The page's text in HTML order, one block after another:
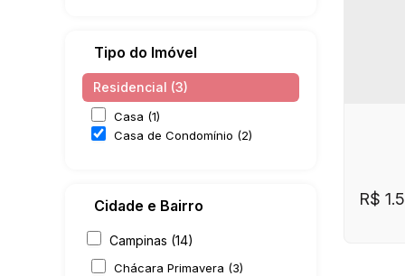
Tipo do Imóvel
Residencial (3)
Casa (1)
Casa de Condomínio (2)
Cidade e Bairro
Campinas (14)
Chácara Primavera (3)
R$